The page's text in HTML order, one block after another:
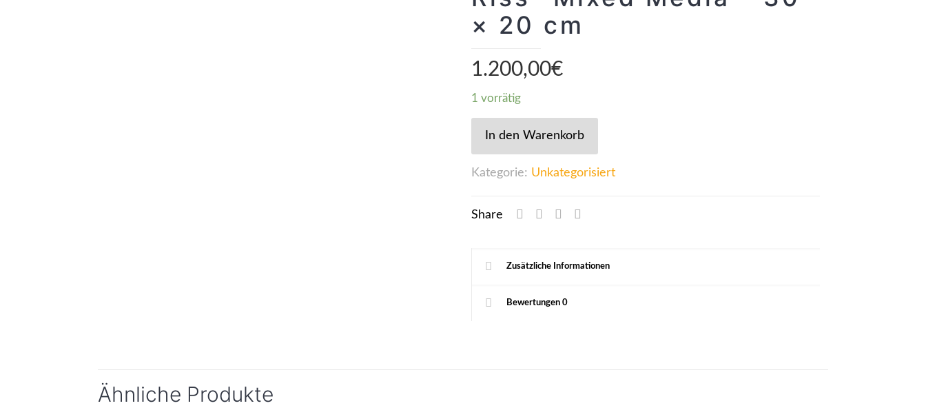
× 20 cm
1.200,00€
1 vorrätig
In den Warenkorb
Kategorie: Unkategorisiert
Share
Zusätzliche Informationen
Bewertungen 0
Ähnliche Produkte